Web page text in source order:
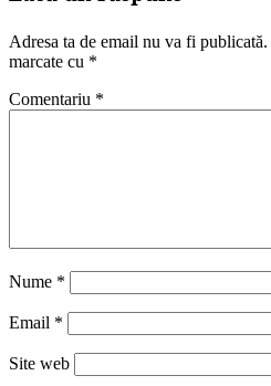
Adresa ta de email nu va fi publicată.
marcate cu *
Comentariu *
Nume *
Email *
Site web